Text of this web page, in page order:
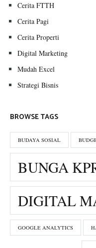
Cerita FTTH
Cerita Pagi
Cerita Properti
Digital Marketing
Mudah Excel
Strategi Bisnis
BROWSE TAGS
BUDAYA SOSIAL
BUNGA
DIGITAL
GOOGLE ANALYTICS